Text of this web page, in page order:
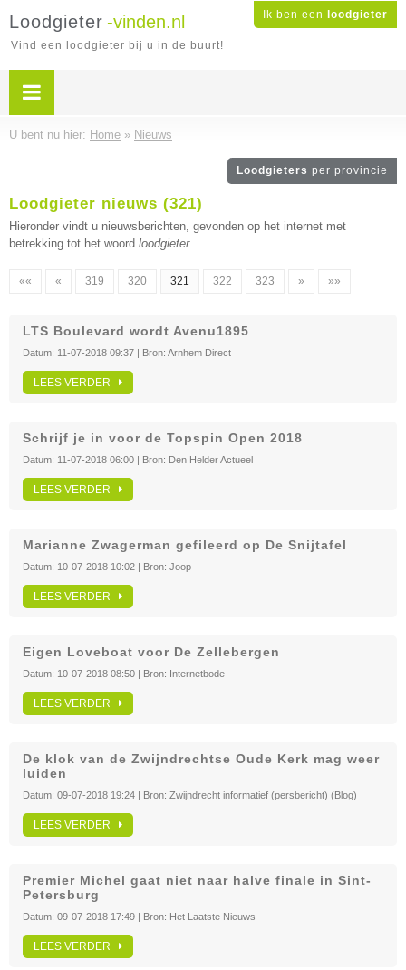
Ik ben een loodgieter
Loodgieter -vinden.nl
Vind een loodgieter bij u in de buurt!
U bent nu hier: Home » Nieuws
Loodgieters per provincie
Loodgieter nieuws (321)
Hieronder vindt u nieuwsberichten, gevonden op het internet met
betrekking tot het woord loodgieter.
«« « 319 320 321 322 323 » »»
LTS Boulevard wordt Avenu1895
Datum: 11-07-2018 09:37 | Bron: Arnhem Direct
LEES VERDER
Schrijf je in voor de Topspin Open 2018
Datum: 11-07-2018 06:00 | Bron: Den Helder Actueel
LEES VERDER
Marianne Zwagerman gefileerd op De Snijtafel
Datum: 10-07-2018 10:02 | Bron: Joop
LEES VERDER
Eigen Loveboat voor De Zellebergen
Datum: 10-07-2018 08:50 | Bron: Internetbode
LEES VERDER
De klok van de Zwijndrechtse Oude Kerk mag weer
luiden
Datum: 09-07-2018 19:24 | Bron: Zwijndrecht informatief (persbericht) (Blog)
LEES VERDER
Premier Michel gaat niet naar halve finale in Sint-
Petersburg
Datum: 09-07-2018 17:49 | Bron: Het Laatste Nieuws
LEES VERDER